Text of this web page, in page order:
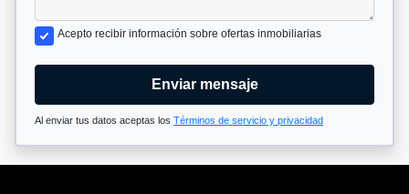
Acepto recibir información sobre ofertas inmobiliarias
Enviar mensaje
Al enviar tus datos aceptas los Términos de servicio y privacidad